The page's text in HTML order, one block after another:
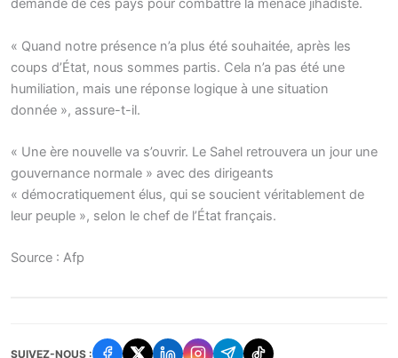
demande de ces pays pour combattre la menace jihadiste.
« Quand notre présence n’a plus été souhaitée, après les
coups d’État, nous sommes partis. Cela n’a pas été une
humiliation, mais une réponse logique à une situation
donnée », assure-t-il.
« Une ère nouvelle va s’ouvrir. Le Sahel retrouvera un jour une
gouvernance normale » avec des dirigeants
« démocratiquement élus, qui se soucient véritablement de
leur peuple », selon le chef de l’État français.
Source : Afp
SUIVEZ-NOUS :